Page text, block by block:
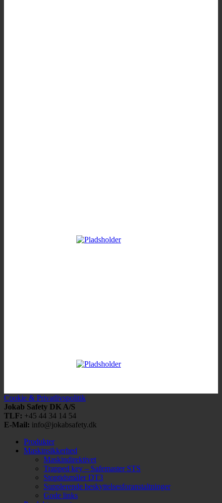
Cookie & Privatlivspolitik
Jokab Safety DK A/S
TLF: +45 44 34 14 54
E-Mail: info@jokabsafety.dk
Produkter
Maskinsikkerhed
Maskindirektivet
Trapped key – Safemaster STS
Stoptidsmåler DT3
Supplerende beskyttelsesforanstaltninger
Gode links